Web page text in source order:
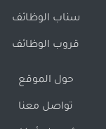
سناب الوظائف
قروب الوظائف
حول الموقع
تواصل معنا